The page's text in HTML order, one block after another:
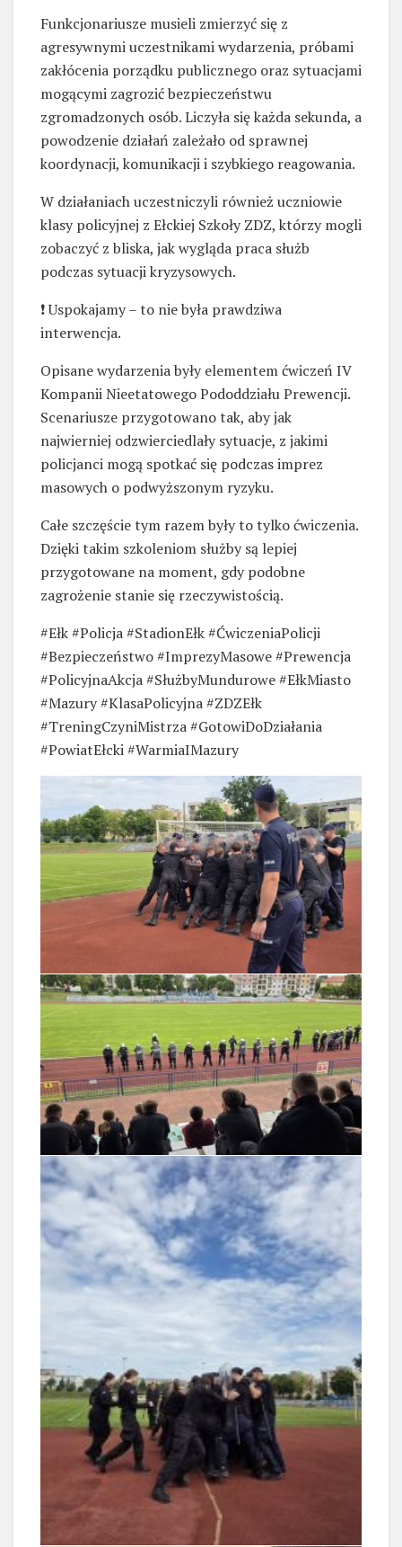
Funkcjonariusze musieli zmierzyć się z
agresywnymi uczestnikami wydarzenia, próbami
zakłócenia porządku publicznego oraz sytuacjami
mogącymi zagrozić bezpieczeństwu
zgromadzonych osób. Liczyła się każda sekunda, a
powodzenie działań zależało od sprawnej
koordynacji, komunikacji i szybkiego reagowania.
W działaniach uczestniczyli również uczniowie
klasy policyjnej z Ełckiej Szkoły ZDZ, którzy mogli
zobaczyć z bliska, jak wygląda praca służb
podczas sytuacji kryzysowych.
❗ Uspokajamy – to nie była prawdziwa
interwencja.
Opisane wydarzenia były elementem ćwiczeń IV
Kompanii Nieetatowego Pododdziału Prewencji.
Scenariusze przygotowano tak, aby jak
najwierniej odzwierciedlały sytuacje, z jakimi
policjanci mogą spotkać się podczas imprez
masowych o podwyższonym ryzyku.
Całe szczęście tym razem były to tylko ćwiczenia.
Dzięki takim szkoleniom służby są lepiej
przygotowane na moment, gdy podobne
zagrożenie stanie się rzeczywistością.
#Ełk #Policja #StadionEłk #ĆwiczeniaPolicji
#Bezpieczeństwo #ImprezyMasowe #Prewencja
#PolicyjnaAkcja #SłużbyMundurowe #EłkMiasto
#Mazury #KlasaPolicyjna #ZDZEłk
#TreningCzyniMistrza #GotowiDoDziałania
#PowiatEłcki #WarmiaIMazury